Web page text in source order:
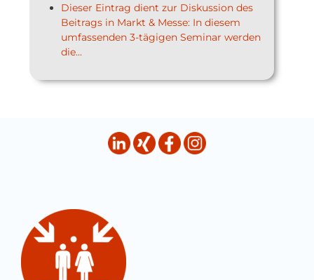
Dieser Eintrag dient zur Diskussion des
Beitrags in Markt & Messe: In diesem
umfassenden 3-tägigen Seminar werden
die...